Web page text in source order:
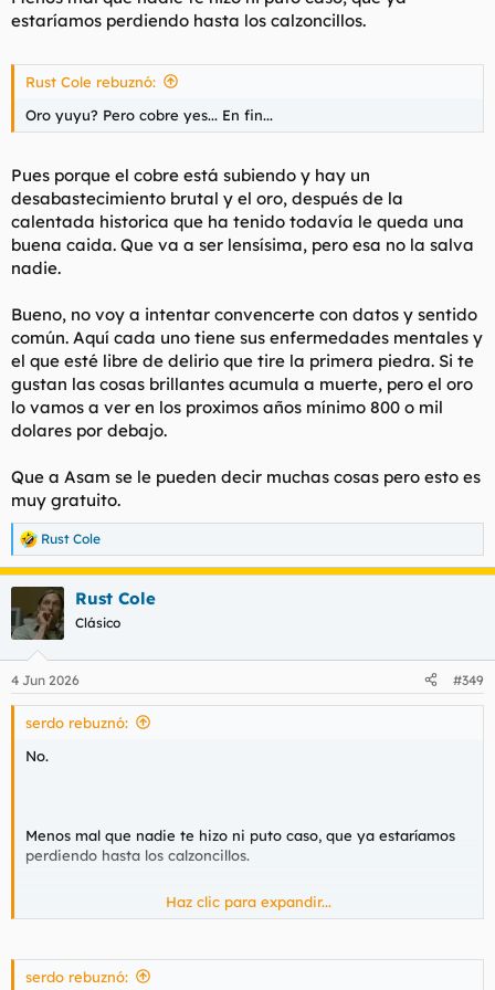
estaríamos perdiendo hasta los calzoncillos.
Rust Cole rebuznó:
Oro yuyu? Pero cobre yes... En fin...
Pues porque el cobre está subiendo y hay un
desabastecimiento brutal y el oro, después de la
calentada historica que ha tenido todavía le queda una
buena caida. Que va a ser lensísima, pero esa no la salva
nadie.
Bueno, no voy a intentar convencerte con datos y sentido
común. Aquí cada uno tiene sus enfermedades mentales y
el que esté libre de delirio que tire la primera piedra. Si te
gustan las cosas brillantes acumula a muerte, pero el oro
lo vamos a ver en los proximos años mínimo 800 o mil
dolares por debajo.
Que a Asam se le pueden decir muchas cosas pero esto es
muy gratuito.
R
e
a
c
i
e
s
Rust Cole
Rust Cole
Clásico
4 Jun 2026 #349
serdo rebuznó:
No.
Menos mal que nadie te hizo ni puto caso, que ya estaríamos
perdiendo hasta los calzoncillos.
historica que ha tenido todavía le queda una buena caida. Que
Haz clic para expandir...
serdo rebuznó: